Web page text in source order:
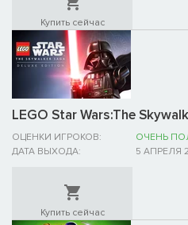
Купить сейчас
LEGO Star Wars:The
ОЦЕНКИ ИГРОКОВ:
ОЧЕНЬ
ДАТА ВЫХОДА:
5 АПРЕЛЯ
Купить сейчас